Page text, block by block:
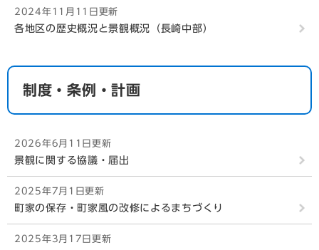
2024年11月11日更新
各地区の歴史概況と景観概況（長崎中部）
制度・条例・計画
2026年6月11日更新
景観に関する協議・届出
2025年7月1日更新
町家の保存・町家風の改修によるまちづくり
2025年3月17日更新